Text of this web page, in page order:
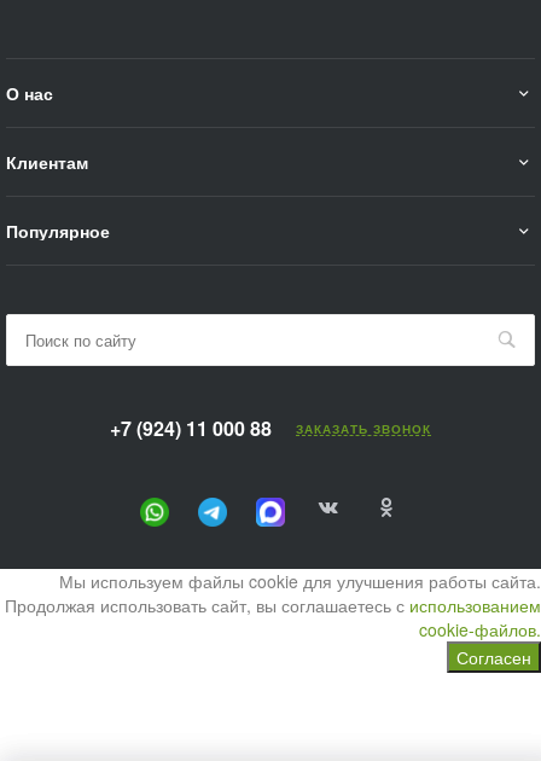
О нас
Клиентам
Популярное
+7 (924) 11 000 88 ЗАКАЗАТЬ ЗВОНОК
Мы используем файлы cookie для улучшения работы сайта.
Продолжая использовать сайт, вы соглашаетесь с использованием
cookie-файлов.
Согласен